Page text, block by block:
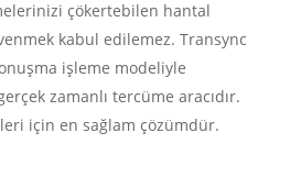
çökertebilen hantal
kabul edilemez. Transync
işleme modeliyle
zamanlı tercüme aracıdır.
için en sağlam çözümdür.